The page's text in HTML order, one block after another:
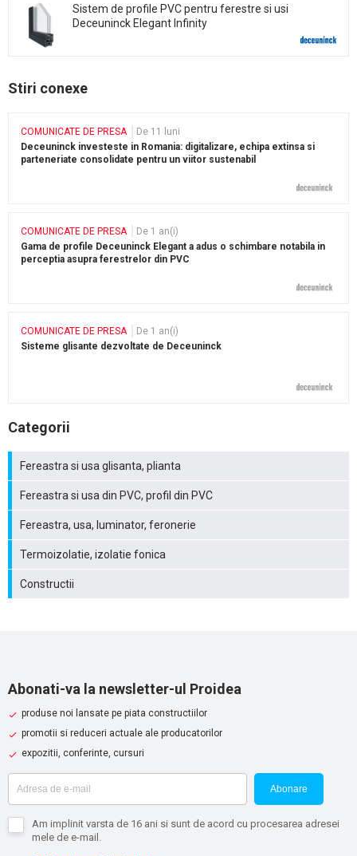
Sistem de profile PVC pentru ferestre si usi
Deceuninck Elegant Infinity
Stiri conexe
COMUNICATE DE PRESA
De 11 luni
Deceuninck investeste in Romania: digitalizare, echipa extinsa si
parteneriate consolidate pentru un viitor sustenabil
COMUNICATE DE PRESA
De 1 an(i)
Gama de profile Deceuninck Elegant a adus o schimbare notabila in
perceptia asupra ferestrelor din PVC
COMUNICATE DE PRESA
De 1 an(i)
Sisteme glisante dezvoltate de Deceuninck
Categorii
Fereastra si usa glisanta, plianta
Fereastra si usa din PVC, profil din PVC
Fereastra, usa, luminator, feronerie
Termoizolatie, izolatie fonica
Constructii
Abonati-va la newsletter-ul Proidea
produse noi lansate pe piata constructiilor
promotii si reduceri actuale ale producatorilor
expozitii, conferinte, cursuri
Abonare
Am implinit varsta de 16 ani si sunt de acord cu procesarea adresei
mele de e-mail.